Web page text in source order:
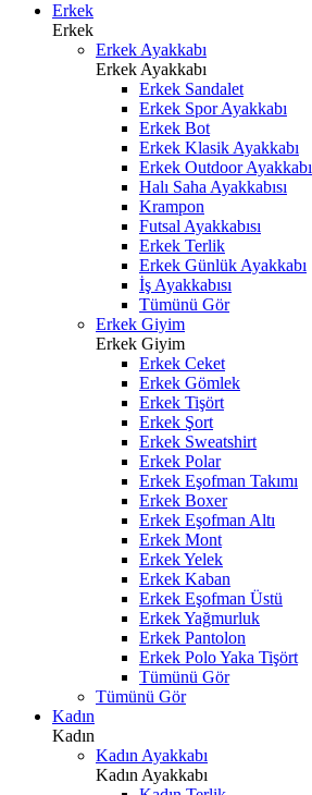
Erkek
Erkek
Erkek Ayakkabı
Erkek Ayakkabı
Erkek Sandalet
Erkek Spor Ayakkabı
Erkek Bot
Erkek Klasik Ayakkabı
Erkek Outdoor Ayakkabı
Halı Saha Ayakkabısı
Krampon
Futsal Ayakkabısı
Erkek Terlik
Erkek Günlük Ayakkabı
İş Ayakkabısı
Tümünü Gör
Erkek Giyim
Erkek Giyim
Erkek Ceket
Erkek Gömlek
Erkek Tişört
Erkek Şort
Erkek Sweatshirt
Erkek Polar
Erkek Eşofman Takımı
Erkek Boxer
Erkek Eşofman Altı
Erkek Mont
Erkek Yelek
Erkek Kaban
Erkek Eşofman Üstü
Erkek Yağmurluk
Erkek Pantolon
Erkek Polo Yaka Tişört
Tümünü Gör
Tümünü Gör
Kadın
Kadın
Kadın Ayakkabı
Kadın Ayakkabı